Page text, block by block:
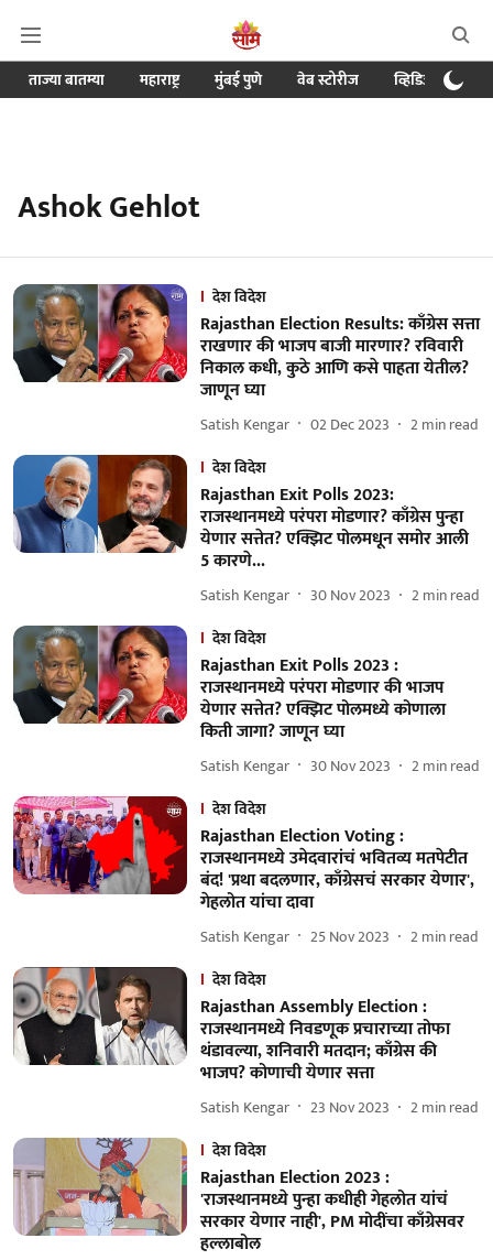
ताज्या बातम्या महाराष्ट्र मुंबई पुणे वेब स्टोरीज व्हिडिओ
Ashok Gehlot
देश विदेश
Rajasthan Election Results: काँग्रेस सत्ता
राखणार की भाजप बाजी मारणार? रविवारी
निकाल कधी, कुठे आणि कसे पाहता येतील?
जाणून घ्या
Satish Kengar 02 Dec 2023 2min read
देश विदेश
Rajasthan Exit Polls 2023:
राजस्थानमध्ये परंपरा मोडणार? काँग्रेस पुन्हा
येणार सत्तेत? एक्झिट पोलमधून समोर आली
5 कारणे...
Satish Kengar 30 Nov 2023 2min read
देश विदेश
Rajasthan Exit Polls 2023 :
राजस्थानमध्ये परंपरा मोडणार की भाजप
येणार सत्तेत? एक्झिट पोलमध्ये कोणाला
किती जागा? जाणून घ्या
Satish Kengar 30 Nov 2023 2min read
देश विदेश
Rajasthan Election Voting :
राजस्थानमध्ये उमेदवारांचं भवितव्य मतपेटीत
बंद! 'प्रथा बदलणार, काँग्रेसचं सरकार येणार',
गेहलोत यांचा दावा
Satish Kengar 25 Nov 2023 2min read
देश विदेश
Rajasthan Assembly Election :
राजस्थानमध्ये निवडणूक प्रचाराच्या तोफा
थंडावल्या, शनिवारी मतदान; काँग्रेस की
भाजप? कोणाची येणार सत्ता
Satish Kengar 23 Nov 2023 2min read
देश विदेश
Rajasthan Election 2023 :
'राजस्थानमध्ये पुन्हा कधीही गेहलोत यांचं
सरकार येणार नाही', PM मोदींचा काँग्रेसवर
हल्लाबोल